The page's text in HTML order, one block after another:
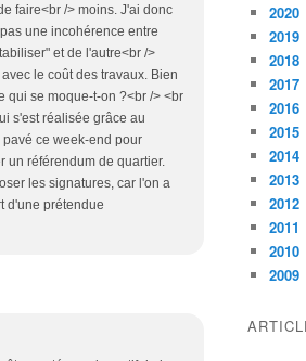
faire<br /> moins. J'ai donc
une incohérence entre
et de l'autre<br />
le coût des travaux. Bien
qui se moque-t-on ?<br /> <br
s'est réalisée grâce au
ce week-end pour
un référendum de quartier.
les signatures, car l'on a
d'une prétendue
2020
2019
2018
2017
2016
2015
2014
2013
2012
2011
2010
2009